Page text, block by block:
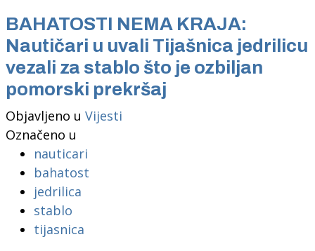
BAHATOSTI NEMA KRAJA:
Nautičari u uvali Tijašnica jedrilicu
vezali za stablo što je ozbiljan
pomorski prekršaj
Objavljeno u Vijesti
Označeno u
nauticari
bahatost
jedrilica
stablo
tijasnica